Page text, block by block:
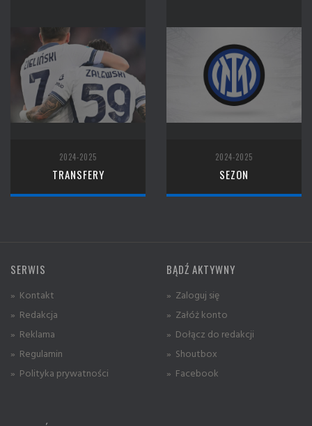
2024-2025
TRANSFERY
2024-2025
SEZON
SERWIS
» Kontakt
» Redakcja
» Reklama
» Regulamin
» Polityka prywatności
BĄDŹ AKTYWNY
» Zaloguj się
» Załóż konto
» Dołącz do redakcji
» Shoutbox
» Facebook